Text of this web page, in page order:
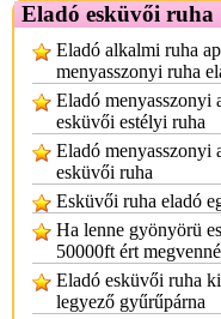
Eladó esküvői ruha
Eladó alkalmi ruha
menyasszonyi ruha
Eladó menyasszonyi
esküvői estélyi ruha
Eladó menyasszonyi
esküvői ruha
Esküvői ruha eladó
Ha lenne gyönyörü
50000ft ért
Eladó esküvői ruha
legyező gyűrűpárna